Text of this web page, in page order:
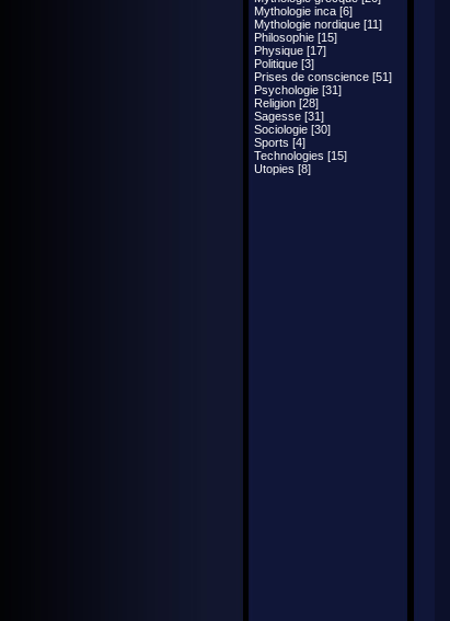
Mythologie inca [6]
Mythologie nordique [11]
Philosophie [15]
Physique [17]
Politique [3]
Prises de conscience [51]
Psychologie [31]
Religion [28]
Sagesse [31]
Sociologie [30]
Sports [4]
Technologies [15]
Utopies [8]